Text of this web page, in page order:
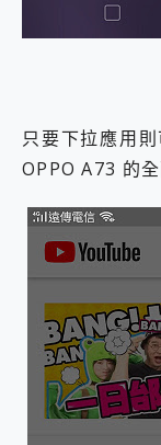
只要下拉應用
OPPO A73 的